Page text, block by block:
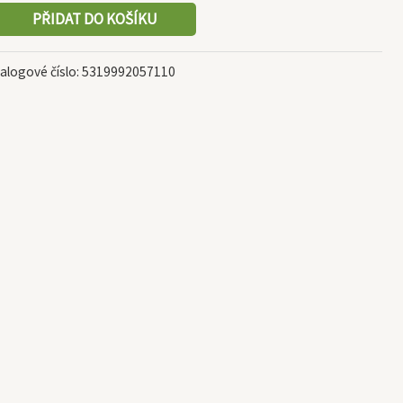
PŘIDAT DO KOŠÍKU
číslo: 5319992057110